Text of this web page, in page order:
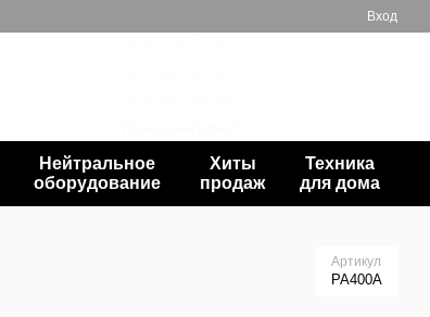
Вход
Нейтральное
оборудование
Хиты
продаж
Техника
для дома
Артикул
PA400A